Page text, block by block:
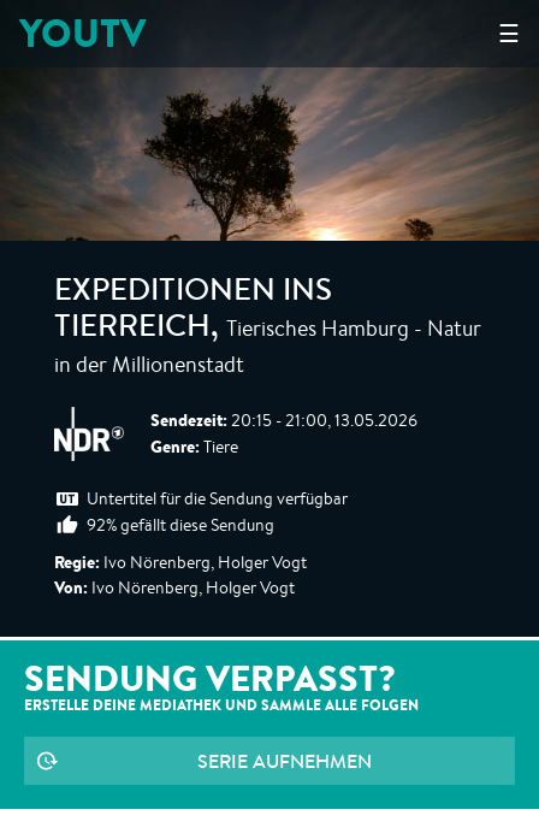
☰
YOUTV
EXPEDITIONEN INS
TIERREICH, Tierisches Hamburg - Natur
in der Millionenstadt
Sendezeit: 20:15 - 21:00, 13.05.2026
Genre: Tiere
Untertitel für die Sendung verfügbar
92% gefällt diese Sendung
Regie: Ivo Nörenberg, Holger Vogt
Von: Ivo Nörenberg, Holger Vogt
SENDUNG VERPASST?
ERSTELLE DEINE MEDIATHEK UND SAMMLE ALLE FOLGEN
SERIE AUFNEHMEN